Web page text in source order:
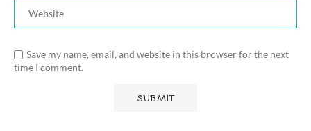
Save my name, email, and website in this browser for the next
time I comment.